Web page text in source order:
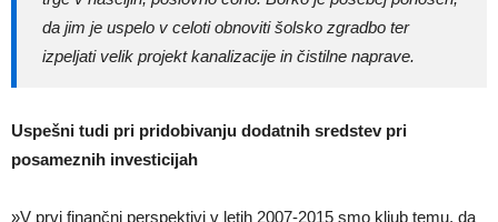
da jim je uspelo v celoti obnoviti šolsko zgradbo ter
izpeljati velik projekt kanalizacije in čistilne naprave.
Uspešni tudi pri pridobivanju dodatnih sredstev pri
posameznih investicijah
»V prvi finančni perspektivi v letih 2007-2015 smo kljub temu, da